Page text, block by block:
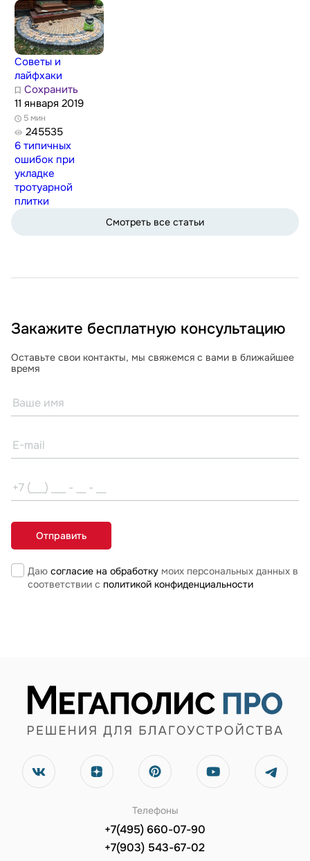
Советы и
лайфхаки
Сохранить
11 января 2019
5 мин
245535
6 типичных
ошибок при
укладке
тротуарной
плитки
Смотреть все статьи
Закажите бесплатную консультацию
Оставьте свои контакты, мы свяжемся с вами в ближайшее
время
Даю согласие на обработкумоих персональных данных в
соответствии с политикой конфиденциальности
Телефоны
+7(495) 660-07-90
+7(903) 543-67-02